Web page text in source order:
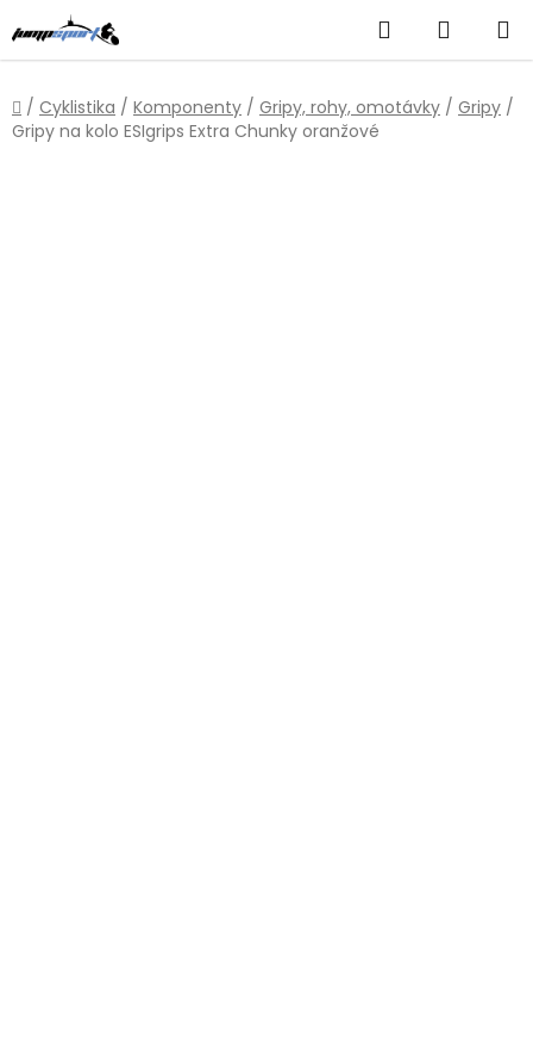
na
obsah
Hledat
KOŠÍK
Domů
/ Cyklistika / Komponenty / Gripy, rohy, omotávky / Gripy /
Gripy na kolo ESIgrips Extra Chunky oranžové